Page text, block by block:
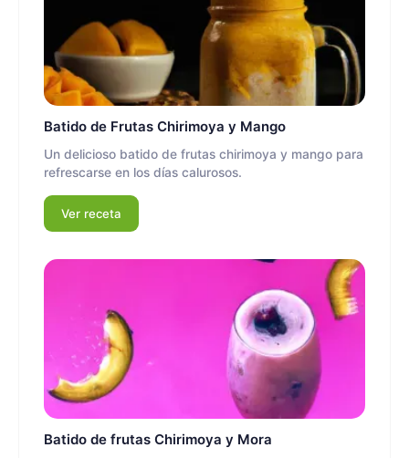
Batido de Frutas Chirimoya y Mango
Un delicioso batido de frutas chirimoya y mango para
refrescarse en los días calurosos.
Ver receta
Batido de frutas Chirimoya y Mora